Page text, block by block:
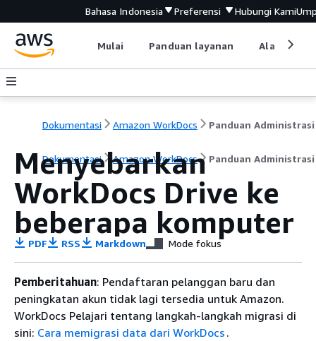
Bahasa Indonesia Preferensi Hubungi Kami
Mulai Panduan layanan Alat
Dokumentasi Amazon WorkDocs Panduan Administrasi
Dokumentasi Amazon WorkDocs Panduan Administrasi
Menyebarkan
WorkDocs Drive ke
beberapa komputer
PDF RSS Markdown Mode fokus
Pemberitahuan: Pendaftaran pelanggan baru dan
peningkatan akun tidak lagi tersedia untuk Amazon.
WorkDocs Pelajari tentang langkah-langkah migrasi di
sini: Cara memigrasi data dari WorkDocs .